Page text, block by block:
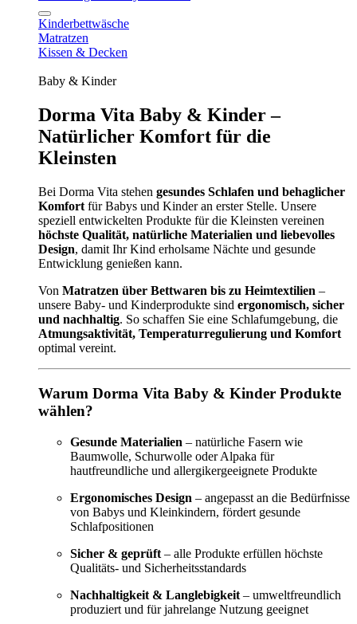
Kinderbettwäsche
Matratzen
Kissen & Decken
Baby & Kinder
Dorma Vita Baby & Kinder –
Natürlicher Komfort für die
Kleinsten
Bei Dorma Vita stehen gesundes Schlafen und behaglicher
Komfort für Babys und Kinder an erster Stelle. Unsere
speziell entwickelten Produkte für die Kleinsten vereinen
höchste Qualität, natürliche Materialien und liebevolles
Design, damit Ihr Kind erholsame Nächte und gesunde
Entwicklung genießen kann.
Von Matratzen über Bettwaren bis zu Heimtextilien –
unsere Baby- und Kinderprodukte sind ergonomisch, sicher
und nachhaltig. So schaffen Sie eine Schlafumgebung, die
Atmungsaktivität, Temperaturregulierung und Komfort
optimal vereint.
Warum Dorma Vita Baby & Kinder Produkte
wählen?
Gesunde Materialien – natürliche Fasern wie
Baumwolle, Schurwolle oder Alpaka für
hautfreundliche und allergikergeeignete Produkte
Ergonomisches Design – angepasst an die Bedürfnisse
von Babys und Kleinkindern, fördert gesunde
Schlafpositionen
Sicher & geprüft – alle Produkte erfüllen höchste
Qualitäts- und Sicherheitsstandards
Nachhaltigkeit & Langlebigkeit – umweltfreundlich
produziert und für jahrelange Nutzung geeignet